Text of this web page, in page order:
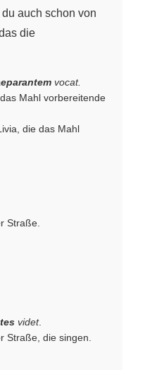
auch schon von
die
vocat.
Mahl vorbereitende
die das Mahl
Straße.
videt.
Straße, die singen.